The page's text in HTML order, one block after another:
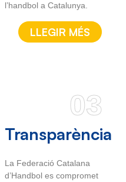
l’handbol a Catalunya.
LLEGIR MÉS
03
Transparència
La Federació Catalana
d’Handbol es compromet